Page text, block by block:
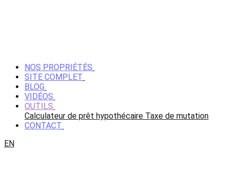
NOS PROPRIÉTÉS
SITE COMPLET
BLOG
VIDÉOS
OUTILS
Calculateur de prêt hypothécaire Taxe de mutation
CONTACT
EN